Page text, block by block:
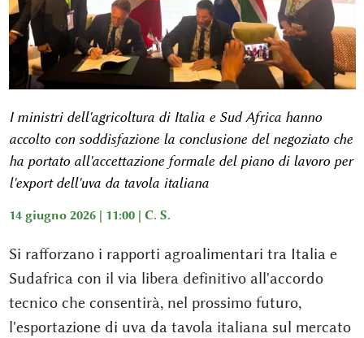
I ministri dell'agricoltura di Italia e Sud Africa hanno
accolto con soddisfazione la conclusione del negoziato che
ha portato all'accettazione formale del piano di lavoro per
l'export dell'uva da tavola italiana
14 giugno 2026 | 11:00 | C. S.
Si rafforzano i rapporti agroalimentari tra Italia e
Sudafrica con il via libera definitivo all'accordo
tecnico che consentirà, nel prossimo futuro,
l'esportazione di uva da tavola italiana sul mercato